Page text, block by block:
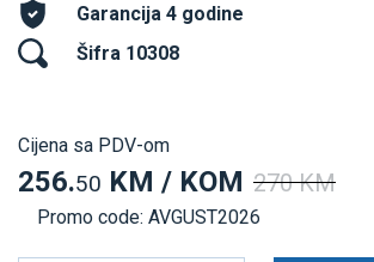
Garancija 4 godine
Šifra 10308
Cijena sa PDV-om
256.50 KM / KOM 270 KM
Promo code: AVGUST2026